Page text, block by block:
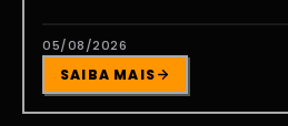
05/08/2026
SAIBA MAIS